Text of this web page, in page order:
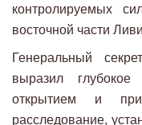
контролируемых
восточной части
Генеральный
выразил
открытием и
расследование,